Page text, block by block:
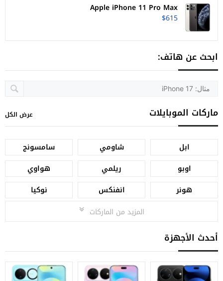
Apple iPhone 11 Pro Max
$615
ابحث عن هاتف:
ماركات الموبايلات عرض الكل
ابل شاومي
سامسونج
اوبو
ريلمي
هواوي
هونر
انفنكس
نوكيا
المزيد من الماركات
أحدث الأجهزة